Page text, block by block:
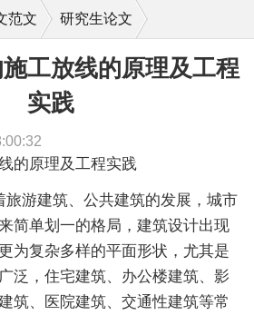
范文 研究生论文
工放线的原理及工程
实践
的原理及工程实践
旅游建筑、公共建筑的发展，城市
简单划一的格局，建筑设计出现
为复杂多样的平面形状，尤其是
泛，住宅建筑、办公楼建筑、影
筑、医院建筑、交通性建筑等常